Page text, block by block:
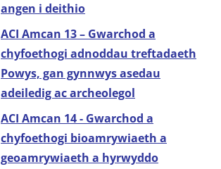
angen i deithio
ACI Amcan 13 – Gwarchod a
chyfoethogi adnoddau treftadaeth
Powys, gan gynnwys asedau
adeiledig ac archeolegol
ACI Amcan 14 - Gwarchod a
chyfoethogi bioamrywiaeth a
geoamrywiaeth a hyrwyddo